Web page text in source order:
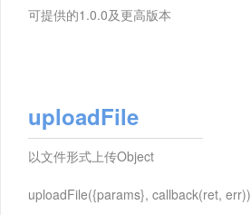
可提供的1.0.0及更高版本
uploadFile
以文件形式上传Object
uploadFile({params}, callback(ret, err))